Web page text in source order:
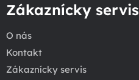
Zákaznícky servis
O nás
Kontakt
Zákaznícky servis